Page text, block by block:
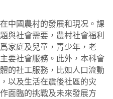
中國農村的發展和現况。課
與社會需要，農村社會福利
家庭及兒童，青少年，老
要社會服務。此外，本科會
的社工服務，比如人口流動
以及生活在震後社區的灾
面臨的挑戰及未來發展方